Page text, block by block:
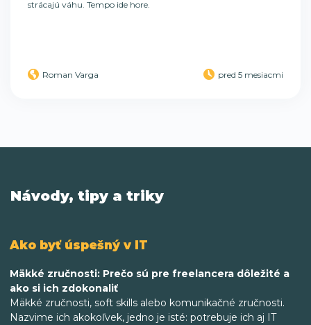
strácajú váhu. Tempo ide hore.
Roman Varga pred 5 mesiacmi
Návody, tipy a triky
Ako byť úspešný v IT
Mäkké zručnosti: Prečo sú pre freelancera dôležité a
ako si ich zdokonaliť
Mäkké zručnosti, soft skills alebo komunikačné zručnosti.
Nazvime ich akokoľvek, jedno je isté: potrebuje ich aj IT